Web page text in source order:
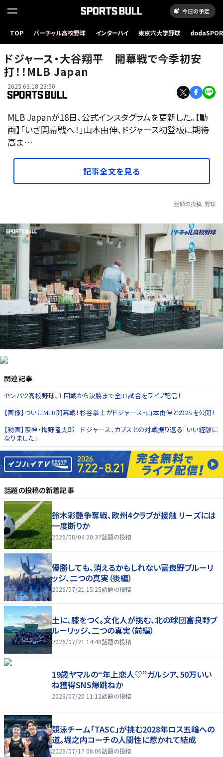
今日の予定
TOP バーチャル高校野球 インターハイ 東京六大学野球
ドジャース・大谷翔平 開幕戦で今季初安
打！！MLB Japan
2025.03.18 23:50
MLB Japanが18日、公式インスタグラムを更新した。【動
画】「いざ開幕戦へ！」山本由伸、ドジャース初登板に期待
高ま…
記事全文を見る
話題の投稿 野球
関連記事
センバツ高校野球、１回戦から決勝まで全31試合をライブ配信！
【画像】ついにMLB開幕戦！杉谷拳士がドジャース・山本由伸との2Sを公開！
【動画】阪神・梅野隆太郎 ドジャース、カブスとの対戦振り返る「いい経験に
なりました」
話題の投稿の新着記事
鈴木彩艶争奪戦、欧州4クラブが接触 リーズには
一度断りか
2026/08/04 20:37話題の投稿
優勝しても、消えるかもしれない――富良野ブルーリ
ッジ、二つの真実（後編）
2026/07/21 15:25話題の投稿
土に、膝をつく。文化人が挑む、北の球団――富良野ブ
ルーリッジ、二つの真実（前編）
2026/07/21 14:48話題の投稿
19歳ヤマルの“年上恋人♡”ガルシア、50万いい
ね獲得SNS爆跳ねか
2026/07/20 11:12話題の投稿
競泳チーム「TASC」が挑む2028年ロス五輪への
道。堀之内コーチの人間性に惹かれて結成
2026/07/17 06:06話題の投稿